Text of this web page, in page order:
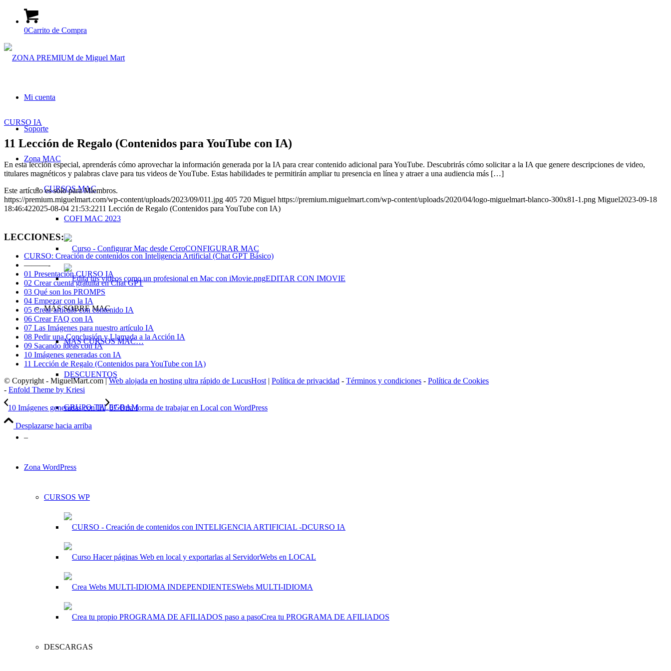
0Carrito de Compra
Mi cuenta
Soporte
Zona MAC
CURSOS MAC
COFI MAC 2023
CONFIGURAR MAC
EDITAR CON IMOVIE
MÁS SOBRE MAC
MAS CURSOS MAC…
DESCUENTOS
GRUPO TELEGRAM
–
Zona WordPress
CURSOS WP
CURSO IA
Webs en LOCAL
Webs MULTI-IDIOMA
Crea tu PROGRAMA DE AFILIADOS
DESCARGAS
CURSO IA
11 Lección de Regalo (Contenidos para YouTube con IA)
En esta lección especial, aprenderás cómo aprovechar la información generada por la IA para crear contenido adicional para YouTube. Descubrirás cómo solicitar a la IA que genere descripciones de video,
titulares magnéticos y palabras clave para tus videos de YouTube. Estas habilidades te permitirán ampliar tu presencia en línea y atraer a una audiencia más […]
Este artículo es solo para Miembros.
https://premium.miguelmart.com/wp-content/uploads/2023/09/011.jpg 405 720 Miguel https://premium.miguelmart.com/wp-content/uploads/2020/04/logo-miguelmart-blanco-300x81-1.png Miguel2023-09-18
18:46:422025-08-04 21:53:2211 Lección de Regalo (Contenidos para YouTube con IA)
LECCIONES:
CURSO: Creación de contenidos con Inteligencia Artificial (Chat GPT Básico)
———-
01 Presentación CURSO IA
02 Crear cuenta gratuita en Chat GPT
03 Qué son los PROMPS
04 Empezar con la IA
05 Crear artículo con contenido IA
06 Crear FAQ con IA
07 Las Imágenes para nuestro artículo IA
08 Pedir una Conclusión y Llamada a la Acción IA
09 Sacando ideas con IA
10 Imágenes generadas con IA
11 Lección de Regalo (Contenidos para YouTube con IA)
© Copyright - MiguelMart.com |Web alojada en hosting ultra rápido de LucusHost | Política de privacidad - Términos y condiciones - Política de Cookies
- Enfold Theme by Kriesi
10 Imágenes generadas con IA 07 Otra forma de trabajar en Local con WordPress
Desplazarse hacia arriba